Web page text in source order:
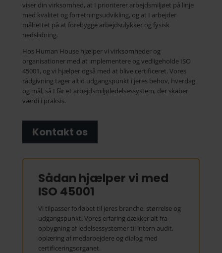
viser din virksomhed, at I prioriterer arbejdsmiljøet på linje
med kvalitet og forretningsudvikling, og at I arbejder
målrettet på at forebygge arbejdsulykker og fysisk
nedslidning.
Hos Human House hjælper vi virksomheder og
organisationer med at implementere og vedligeholde ISO
45001, og vi hjælper også med at blive certificeret. Vores
rådgivning tager altid udgangspunkt i jeres behov, hverdag
og mål, så I får et arbejdsmiljøledelsessystem, der skaber
værdi i praksis.
Kontakt os
Sådan hjælper vi med
ISO 45001
Vi tilpasser forløbet til jeres branche, størrelse og
udgangspunkt. Vores erfaring dækker alt fra
opbygning af ledelsessystemer til intern audit,
oplæring af medarbejdere og dialog med
certificeringsorganet.